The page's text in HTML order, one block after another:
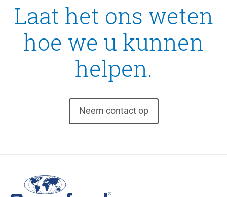
Laat het ons weten
hoe we u kunnen
helpen.
Neem contact op